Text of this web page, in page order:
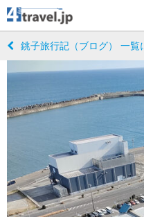
銚子旅行記（ブログ） 一覧